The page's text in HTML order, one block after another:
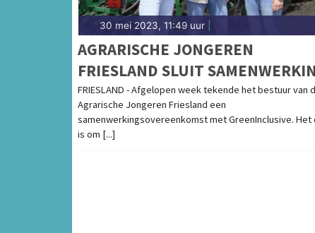
30 mei 2023, 11:49 uur
AGRARISCHE JONGEREN
FRIESLAND SLUIT
MET GREENINCLUSIVE
FRIESLAND - Afgelopen week tekende het bestuur van
Agrarische Jongeren Friesland een
samenwerkingsovereenkomst met GreenInclusive. Het
is om [...]